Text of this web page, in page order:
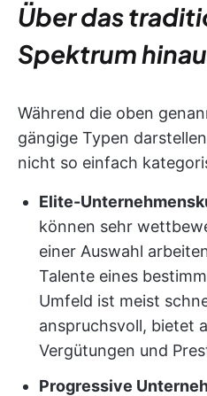
Über das
Spektrum
Während die oben
gängige Typen
nicht so einfach
Elite-
können sehr
einer Auswahl
Talente eines
Umfeld ist meist
anspruchsvoll, bietet
Vergütungen und
Progressive